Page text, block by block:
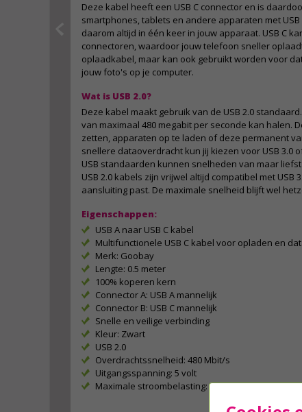
Deze kabel heeft een USB C connector en is
smartphones, tablets en andere apparaten met
daarom altijd in één keer in jouw apparaat. USB C
connectoren, waardoor jouw telefoon sneller
oplaadkabel, maar kan ook gebruikt worden voor
jouw foto's op je computer.
Wat is USB 2.0?
Deze kabel maakt gebruik van de USB 2.0
van maximaal 480 megabit per seconde kan halen.
zetten, apparaten op te laden of deze permanent
snellere dataoverdracht kun jij kiezen voor USB 3.0
USB standaarden kunnen snelheden van maar
USB 2.0 kabels zijn vrijwel altijd compatibel met USB
aansluiting past. De maximale snelheid blijft wel
Eigenschappen:
USB A naar USB C kabel
Multifunctionele USB C kabel voor opladen en
Merk: Goobay
Lengte: 0.5 meter
100% koperen kern
Connector A: USB A mannelijk
Connector B: USB C mannelijk
Snelle en veilige verbinding
Kleur: Zwart
USB 2.0
Overdrachtssnelheid: 480 Mbit/s
Uitgangsspanning: 5 volt
Maximale stroombelasting: 3 ampère